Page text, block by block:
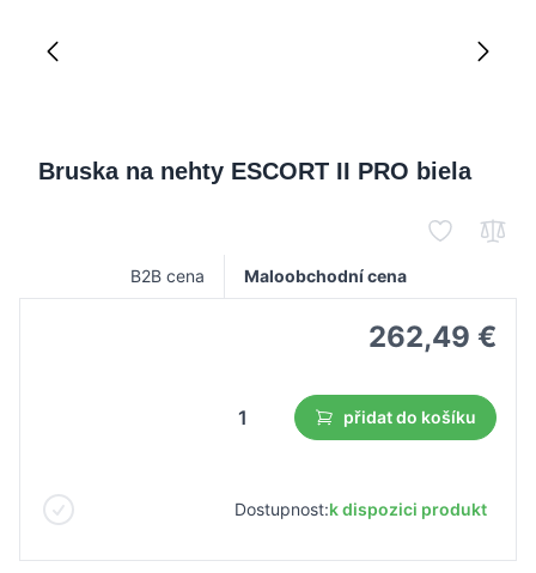
Bruska na nehty ESCORT II PRO biela
B2B cena Maloobchodní cena
262,49 €
přidat do košíku
Dostupnost:k dispozici produkt